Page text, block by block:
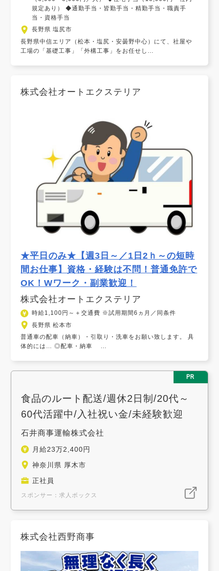
規定あり） ◆通勤手当・皆勤手当・精勤手当・職責手
当・資格手当
長野県 塩尻市
長野県中信エリア（松本・塩尻・安曇野中心）にて、社屋や
工場の「基礎工事」「外構工事」をお任せし...
株式会社オートエクステリア
★平日のみ★【週3日～／1日2ｈ～の短時
間お仕事】資格・経験は不問！普通免許で
OK！Wワーク・副業歓迎！
株式会社オートエクステリア
時給1,100円～＋交通費 ※試用期間6ヵ月／同条件
長野県 松本市
普通車の配車（納車）・引取り・洗車をお願い致します。 具
体的には… ◎配車・納車 ...
PR
食品のルート配送/週休2日制/20代～
60代活躍中/入社祝い金/未経験歓迎
石井商事運輸株式会社
月給23万2,400円
神奈川県 厚木市
正社員
スポンサー：求人ボックス
株式会社西野商事